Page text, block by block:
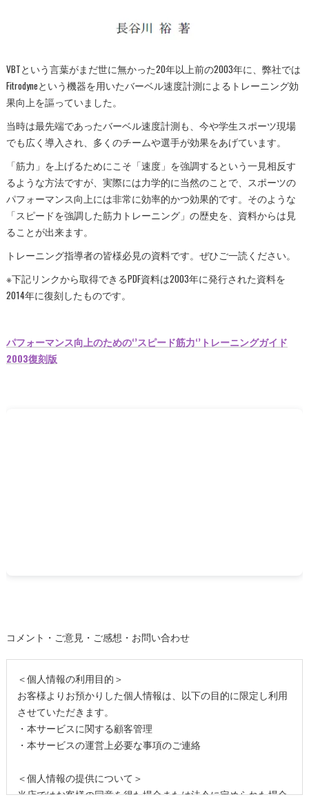
VBTという言葉がまだ世に無かった20年以上前の2003年に、弊社では
Fitrodyneという機器を用いたバーベル速度計測によるトレーニング効
果向上を謳っていました。
当時は最先端であったバーベル速度計測も、今や学生スポーツ現場
でも広く導入され、多くのチームや選手が効果をあげています。
「筋力」を上げるためにこそ「速度」を強調するという一見相反す
るような方法ですが、実際には力学的に当然のことで、スポーツの
パフォーマンス向上には非常に効率的かつ効果的です。そのような
「スピードを強調した筋力トレーニング」の歴史を、資料からは見
ることが出来ます。
トレーニング指導者の皆様必見の資料です。ぜひご一読ください。
※下記リンクから取得できるPDF資料は2003年に発行された資料を
2014年に復刻したものです。
パフォーマンス向上のための‘’スピード筋力‘’トレーニングガイド
2003復刻版
コメント・ご意見・ご感想・お問い合わせ
＜個人情報の利用目的＞
お客様よりお預かりした個人情報は、以下の目的に限定し利用
させていただきます。
・本サービスに関する顧客管理
・本サービスの運営上必要な事項のご連絡
＜個人情報の提供について＞
当店ではお客様の同意を得た場合または法令に定められた場合